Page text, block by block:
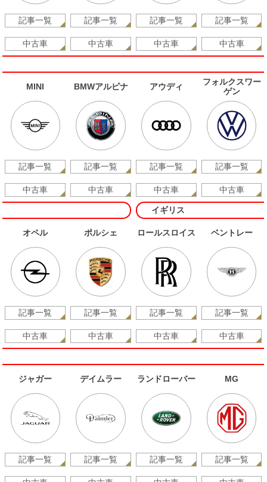
記事一覧
中古車
記事一覧
中古車
記事一覧
中古車
記事一覧
中古車
MINI
記事一覧
中古車
BMWアルピナ
記事一覧
中古車
アウディ
記事一覧
中古車
フォルクスワー
ゲン
記事一覧
中古車
オペル
記事一覧
中古車
ポルシェ
記事一覧
中古車
イギリス
ロールスロイス
記事一覧
中古車
ベントレー
記事一覧
中古車
ジャガー
記事一覧
デイムラー
記事一覧
ランドローバー
記事一覧
MG
記事一覧